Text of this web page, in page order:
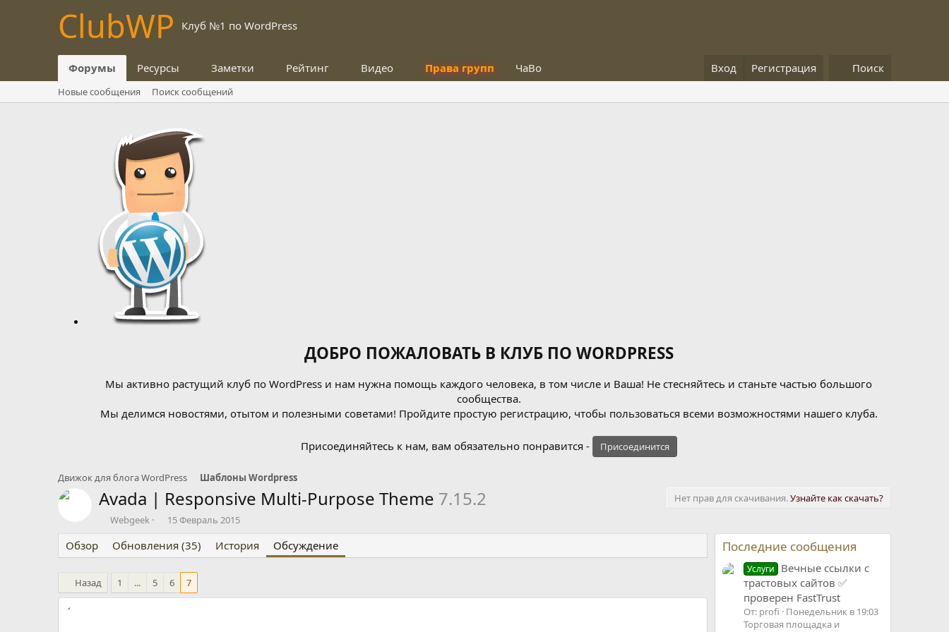
ClubWP Клуб №1 по WordPress
Форумы Ресурсы Заметки Рейтинг Видео Права групп ЧаВо Вход Регистрация Поиск
Новые сообщения Поиск сообщений
ДОБРО ПОЖАЛОВАТЬ В КЛУБ ПО WORDPRESS
Мы активно растущий клуб по WordPress и нам нужна помощь каждого человека, в том числе и Ваша! Не стесняйтесь и станьте частью большого
сообщества.
Мы делимся новостями, отытом и полезными советами! Пройдите простую регистрацию, чтобы пользоваться всеми возможностями нашего клуба.
Присоединяйтесь к нам, вам обязательно понравится - Присоединится
Движок для блога WordPress Шаблоны Wordpress
Avada | Responsive Multi-Purpose Theme 7.15.2 Нет прав для скачивания.Узнайте как скачать?
А
т
о
е
Webgeek
Д
т
а
а
ч
15 Февраль 2015
Обзор Обновления (35) История Обсуждение
Назад 1 ... 5 6 7
Последние сообщения
Услуги
Вечные ссылки с
трастовых сайтов ✅
проверен FastTrust
От: profi
Понедельник в 19:03
Торговая площадка и